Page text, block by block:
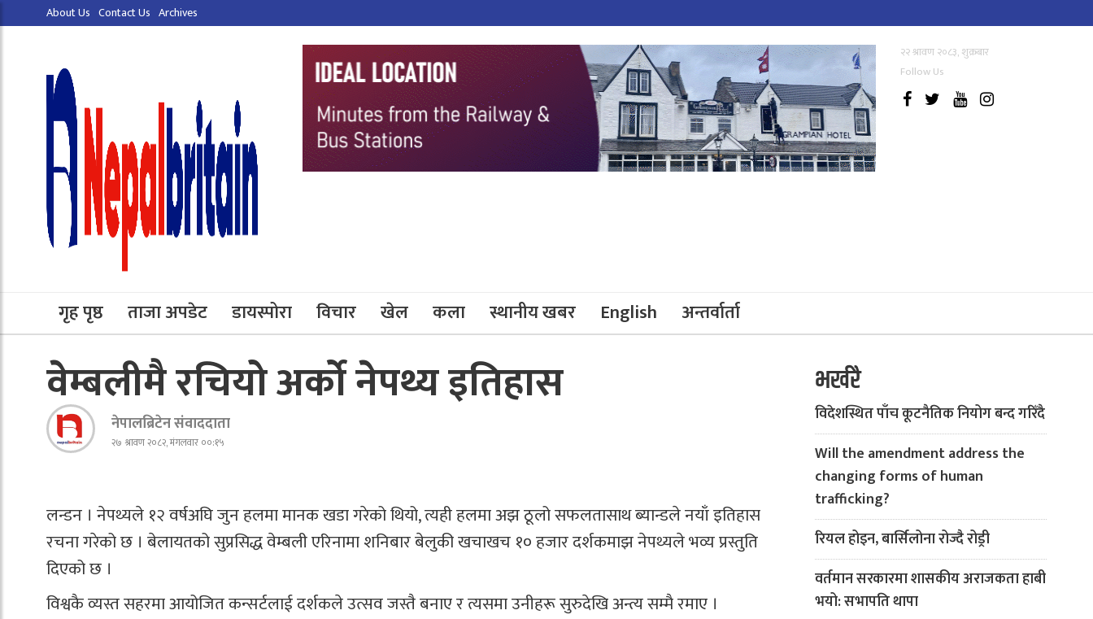
About Us Contact Us Archives
२२ श्रावण २०८३, शुक्रबार
Follow Us
गृह पृष्ठ ताजा अपडेट डायस्पोरा विचार खेल कला स्थानीय खबर English अन्तर्वार्ता
वेम्बलीमै रचियो अर्को नेपथ्य इतिहास
नेपालब्रिटेन संवाददाता
२७ श्रावण २०८२, मंगलवार ००:१५
लन्डन । नेपथ्यले १२ वर्षअघि जुन हलमा मानक खडा गरेको थियो, त्यही हलमा अझ ठूलो सफलतासाथ ब्यान्डले नयाँ इतिहास
रचना गरेको छ । बेलायतको सुप्रसिद्ध वेम्बली एरिनामा शनिबार बेलुकी खचाखच १० हजार दर्शकमाझ नेपथ्यले भव्य प्रस्तुति
दिएको छ ।
विश्वकै व्यस्त सहरमा आयोजित कन्सर्टलाई दर्शकले उत्सव जस्तै बनाए र त्यसमा उनीहरू सुरुदेखि अन्त्य सम्मै रमाए ।
भर्खरै
विदेशस्थित पाँच कूटनैतिक नियोग बन्द गरिँदै
Will the amendment address the
changing forms of human
trafficking?
रियल होइन, बार्सिलोना रोज्दै रोड्री
वर्तमान सरकारमा शासकीय अराजकता हाबी
भयो: सभापति थापा